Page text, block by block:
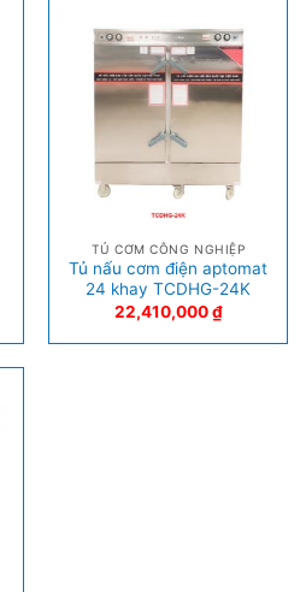
TỦ CƠM CÔNG NGHIỆP
Tủ nấu cơm điện aptomat
24 khay TCDHG-24K
22,410,000₫